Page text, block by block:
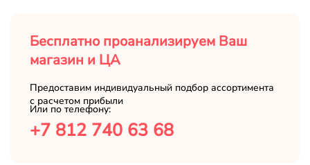
Бесплатно проанализируем Ваш
магазин и ЦА
Предоставим индивидуальный подбор ассортимента
с расчетом прибыли
Или по телефону:
+7 812 740 63 68